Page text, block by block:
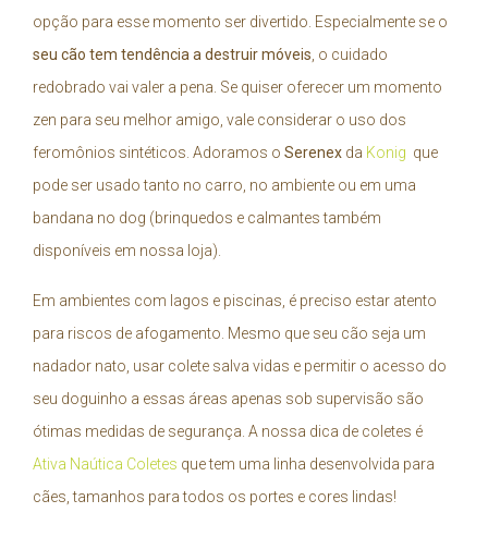
opção para esse momento ser divertido. Especialmente se o
seu cão tem tendência a destruir móveis , o cuidado
redobrado vai valer a pena. Se quiser oferecer um momento
zen para seu melhor amigo, vale considerar o uso dos
feromônios sintéticos. Adoramos o Serenex da Konig que
pode ser usado tanto no carro, no ambiente ou em uma
bandana no dog (brinquedos e calmantes também
disponíveis em nossa loja).
Em ambientes com lagos e piscinas, é preciso estar atento
para riscos de afogamento. Mesmo que seu cão seja um
nadador nato, usar colete salva vidas e permitir o acesso do
seu doguinho a essas áreas apenas sob supervisão são
ótimas medidas de segurança. A nossa dica de coletes é
Ativa Naútica Coletes que tem uma linha desenvolvida para
cães, tamanhos para todos os portes e cores lindas!